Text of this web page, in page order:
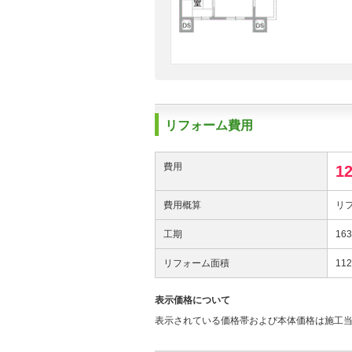
リフォーム費用
費用
費用概算 リ
工期
リフォーム面積
表示価格について
表示されている価格帯および本体価格は施工